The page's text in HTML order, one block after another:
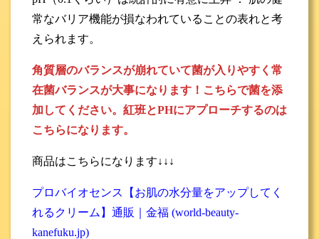
常なバリア機能が損なわれていることの表れと考
えられます。
角質層のバランスが崩れていて菌が入りやすく常
在菌バランスが大事になります！こちらで菌を添
加してください。紅班とPHにアプローチするのは
こちらになります。
商品はこちらになります↓↓↓
プロバイオセンス【お肌の水分量をアップしてく
れるクリーム】通販｜金福 (world-beauty-
kanefuku.jp)